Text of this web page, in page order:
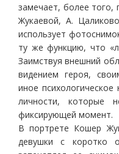
замечает, более того,
Жукаевой, А.
использует
ту же функцию, что
Заимствуя внешний
видением героя,
иное
личности, которые
фиксирующей момент.
В портрете Кошер
девушки с коротко